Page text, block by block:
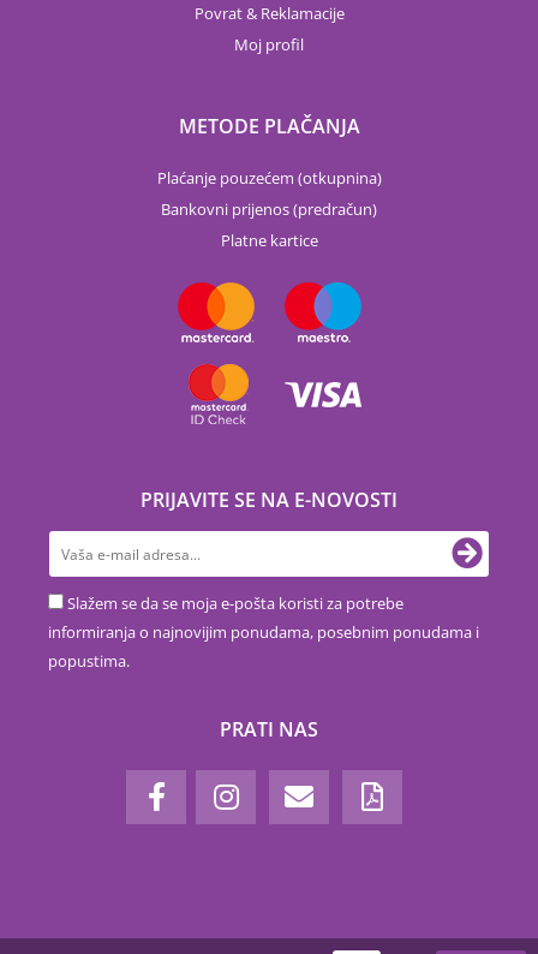
Povrat & Reklamacije
Moj profil
METODE PLAČANJA
Plaćanje pouzećem (otkupnina)
Bankovni prijenos (predračun)
Platne kartice
PRIJAVITE SE NA E-NOVOSTI
Slažem se da se moja e-pošta koristi za potrebe
informiranja o najnovijim ponudama, posebnim ponudama i
popustima.
PRATI NAS